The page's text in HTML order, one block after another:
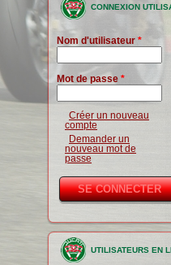
CONNEXION
Nom d'utilisateur *
Mot de passe *
Créer un nouveau
compte
Demander un
nouveau mot de
passe
UTILISATEURS EN